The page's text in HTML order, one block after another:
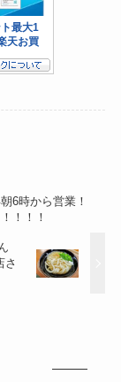
6時から営業！
！！！
さ